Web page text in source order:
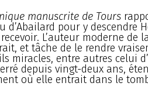
manuscrite de Tours
d’Abailard pour y descendre
L’auteur moderne de
et tâche de le rendre
miracles, entre autres celui
depuis vingt-deux ans,
où elle entrait dans le